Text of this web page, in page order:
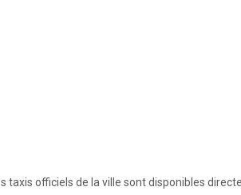
taxis officiels de la ville sont disponibles